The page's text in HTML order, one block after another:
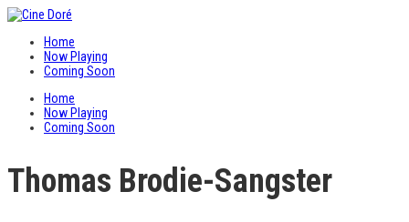
Home
Now Playing
Coming Soon
Home
Now Playing
Coming Soon
Thomas Brodie-Sangster